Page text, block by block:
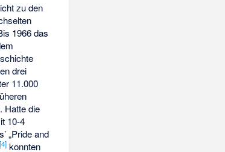
zu den
1966 das
drei
11.000
Hatte die
10-4
„Pride and
[4] konnten